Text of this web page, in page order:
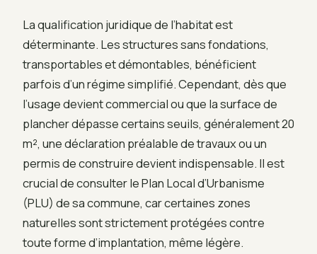
La qualification juridique de l’habitat est
déterminante. Les structures sans fondations,
transportables et démontables, bénéficient
parfois d’un régime simplifié. Cependant, dès que
l’usage devient commercial ou que la surface de
plancher dépasse certains seuils, généralement 20
m², une déclaration préalable de travaux ou un
permis de construire devient indispensable. Il est
crucial de consulter le Plan Local d’Urbanisme
(PLU) de sa commune, car certaines zones
naturelles sont strictement protégées contre
toute forme d’implantation, même légère.